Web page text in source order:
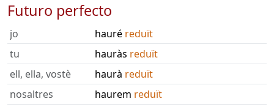
Futuro perfecto
jo hauré reduït
tu
hauràs reduït
ell, ella, vostè
haurà reduït
nosaltres
haurem reduït